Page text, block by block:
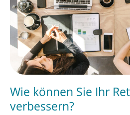
Wie können Sie Ihr
verbessern?
Marketing
verbessern?